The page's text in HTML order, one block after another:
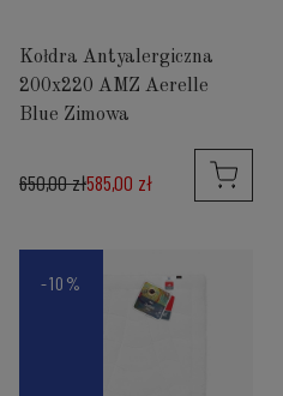
Kołdra Antyalergiczna
200x220 AMZ Aerelle
Blue Zimowa
585,00 zł
650,00 zł
-10%